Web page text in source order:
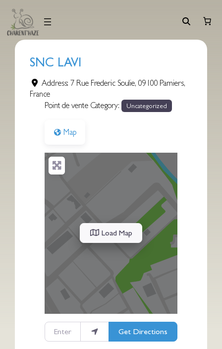
contenu
SNC LAVI
Address:7 Rue Frederic Soulie,09100 Pamiers,
France
Point de vente Category:
Uncategorized
Map
Load Map
Enter your location
Get Directions